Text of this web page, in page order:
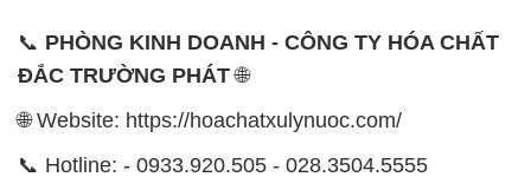
📞 PHÒNG KINH DOANH - CÔNG TY HÓA CHẤT
ĐẮC TRƯỜNG PHÁT🌐
🌐 Website: https://hoachatxulynuoc.com/
📞 Hotline: - 0933.920.505 - 028.3504.5555